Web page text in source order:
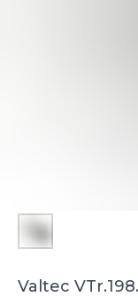
Valtec